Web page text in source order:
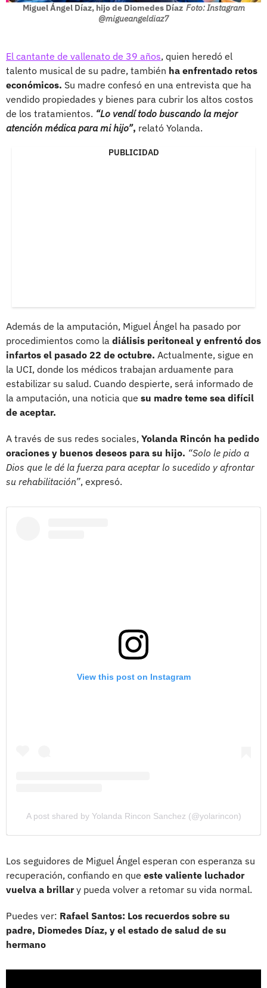
Miguel Ángel Díaz, hijo de Diomedes Díaz Foto: Instagram
@migueangeldiaz7
El cantante de vallenato de 39 años, quien heredó el
talento musical de su padre, también ha enfrentado retos
económicos. Su madre confesó en una entrevista que ha
vendido propiedades y bienes para cubrir los altos costos
de los tratamientos. “Lo vendí todo buscando la mejor
atención médica para mi hijo”, relató Yolanda.
PUBLICIDAD
Además de la amputación, Miguel Ángel ha pasado por
procedimientos como la diálisis peritoneal y enfrentó dos
infartos el pasado 22 de octubre. Actualmente, sigue en
la UCI, donde los médicos trabajan arduamente para
estabilizar su salud. Cuando despierte, será informado de
la amputación, una noticia que su madre teme sea difícil
de aceptar.
A través de sus redes sociales, Yolanda Rincón ha pedido
oraciones y buenos deseos para su hijo. “Solo le pido a
Dios que le dé la fuerza para aceptar lo sucedido y afrontar
su rehabilitación”, expresó.
View this post on Instagram
A post shared by Yolanda Rincon Sanchez (@yolarincon)
Los seguidores de Miguel Ángel esperan con esperanza su
recuperación, confiando en que este valiente luchador
vuelva a brillary pueda volver a retomar su vida normal.
Puedes ver: Rafael Santos: Los recuerdos sobre su
padre, Diomedes Díaz, y el estado de salud de su
hermano